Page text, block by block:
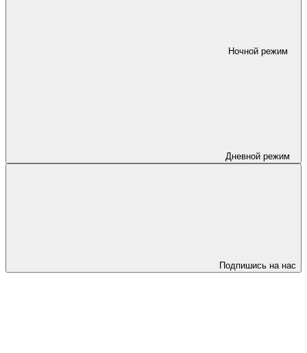
Ночной режим
Дневной режим
Подпишись на нас